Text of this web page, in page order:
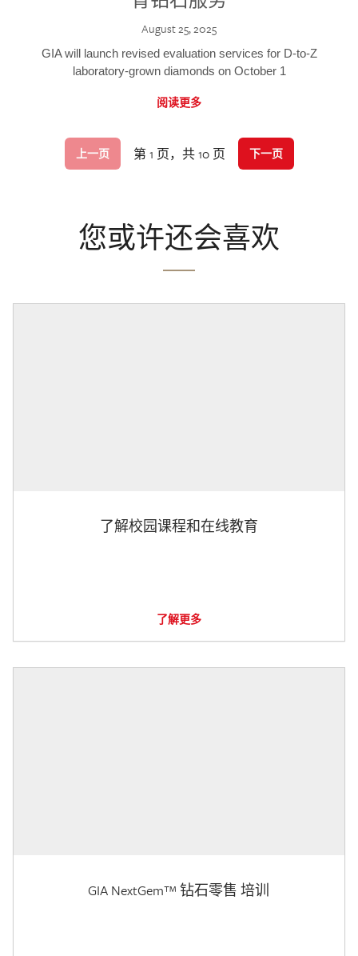
August 25, 2025
GIA will launch revised evaluation services for D-to-Z
laboratory-grown diamonds on October 1
阅读更多
上一页 第 1 页，共 10 页 下一页
您或许还会喜欢
了解校园课程和在线教育
了解更多
GIA NextGem™ 钻石零售 培训